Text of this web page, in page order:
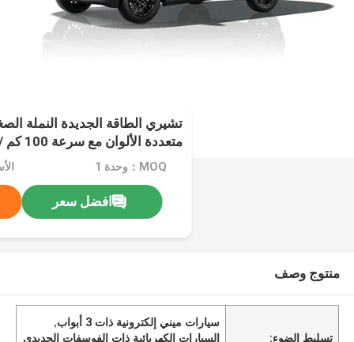
متعددة الألوان مع سرعة 100 كم / ساعة
MOQ：وحدة 1
افضل سعر
منتوج وصف
تسليط الضوء:
سيارات ميني إلكترونية ذات 3 أبواب
,
السيارات الكهربائية ذات الفوسفات الحديدي